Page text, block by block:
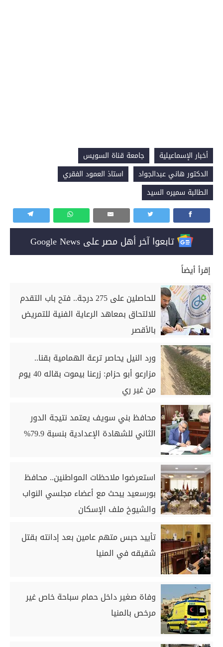
أخبار الإسماعيلية
جامعة قناة السويس
الدكتور هاني عبدالجواد
استاذ العمود الفقري
الطالبة سميره السيد
تابعوا آخر أهل مصر على Google News
إقرأ أيضاً
للحاصلين على 275 درجة.. فتح باب التقدم
للالتحاق بمعاهد الرعاية الفنية للتمريض
بالأقصر
ورد النيل يحاصر ترعة الهمامية بقنا..
مزارعو أبو حزام: زرعنا بيموت بقاله 40 يوم
من غير ري
محافظ بني سويف يعتمد نتيجة الدور
الثاني للشهادة الإعدادية بنسبة 79.9%
استعرضوا ملاحظات المواطنين.. محافظ
بورسعيد يبحث مع أعضاء مجلسي النواب
والشيوخ ملف الإسكان
تأييد حبس متهم عامين بعد إدانته بقتل
شقيقه في المنيا
وفاة صغير داخل حمام سباحة خاص غير
مرخص بالمنيا